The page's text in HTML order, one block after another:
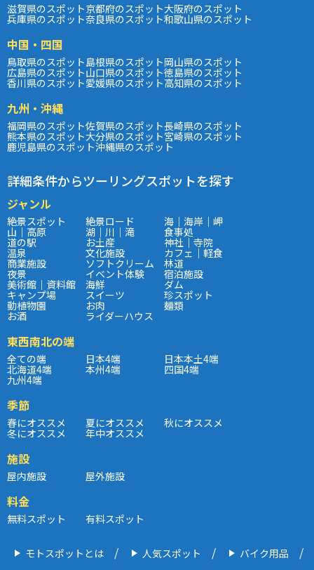
滋賀県のスポット京都府のスポット大阪府のスポット
兵庫県のスポット奈良県のスポット和歌山県のスポット
中国・四国
鳥取県のスポット島根県のスポット岡山県のスポット
広島県のスポット山口県のスポット徳島県のスポット
香川県のスポット愛媛県のスポット高知県のスポット
九州・沖縄
福岡県のスポット佐賀県のスポット長崎県のスポット
熊本県のスポット大分県のスポット宮崎県のスポット
鹿児島県のスポット沖縄県のスポット
詳細条件からツーリングスポットを探す
ジャンル
絶景スポット 絶景ロード 海｜海岸｜岬
山｜高原 湖｜川｜滝 食事処
道の駅 お土産 神社｜寺院
温泉 文化施設 カフェ｜軽食
商業施設 ソフトクリーム 林道
夜景 イベント体験 宿泊施設
美術館｜資料館 海鮮 ダム
キャンプ場 スイーツ 珍スポット
動植物園 お肉 麺類
お酒 ライダーハウス
東西南北の端
全ての端 日本4端 日本本土4端
北海道4端 本州4端 四国4端
九州4端
季節
春にオススメ 夏にオススメ 秋にオススメ
冬にオススメ 年中オススメ
施設
屋内施設 屋外施設
料金
無料スポット 有料スポット
モトスポットとは 人気スポット バイク用品